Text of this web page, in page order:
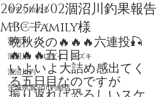
今すぐ始める
コミュニティ
涸沼川
涸沼川、クロダイ、スズキ
涸沼川釣
茨城県涸沼川釣船店
2025/11/02涸沼川釣果報告
MBC Family様
晩秋炎の🔥🔥🔥六連投🎣
🔥🔥🔥五日目
いよいよ大詰め感出てく
る五日目なのですが